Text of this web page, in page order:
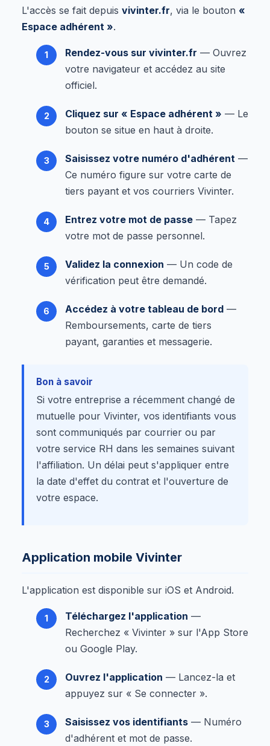
L'accès se fait depuis vivinter.fr, via le bouton «
Espace adhérent ».
Rendez-vous sur vivinter.fr — Ouvrez
votre navigateur et accédez au site
officiel.
Cliquez sur « Espace adhérent » — Le
bouton se situe en haut à droite.
Saisissez votre numéro d'adhérent —
Ce numéro figure sur votre carte de
tiers payant et vos courriers Vivinter.
Entrez votre mot de passe — Tapez
votre mot de passe personnel.
Validez la connexion — Un code de
vérification peut être demandé.
Accédez à votre tableau de bord —
Remboursements, carte de tiers
payant, garanties et messagerie.
Bon à savoir
Si votre entreprise a récemment changé de
mutuelle pour Vivinter, vos identifiants vous
sont communiqués par courrier ou par
votre service RH dans les semaines suivant
l'affiliation. Un délai peut s'appliquer entre
la date d'effet du contrat et l'ouverture de
votre espace.
Application mobile Vivinter
L'application est disponible sur iOS et Android.
Téléchargez l'application —
Recherchez « Vivinter » sur l'App Store
ou Google Play.
Ouvrez l'application — Lancez-la et
appuyez sur « Se connecter ».
Saisissez vos identifiants — Numéro
d'adhérent et mot de passe.